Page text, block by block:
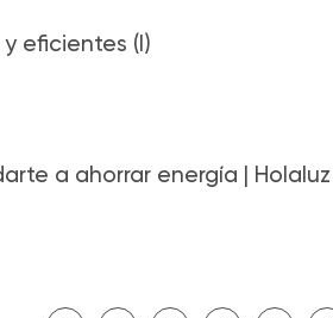
eficientes (I)
a ahorrar energía | Holaluz